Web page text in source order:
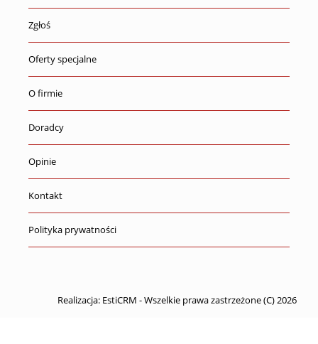
Zgłoś
Oferty specjalne
O firmie
Doradcy
Opinie
Kontakt
Polityka prywatności
Realizacja: EstiCRM - Wszelkie prawa zastrzeżone (C) 2026